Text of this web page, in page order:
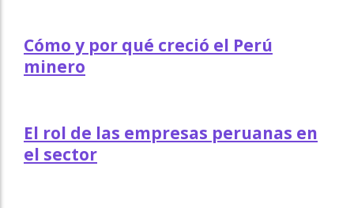
Cómo y por qué creció el Perú
minero
El rol de las empresas peruanas en
el sector